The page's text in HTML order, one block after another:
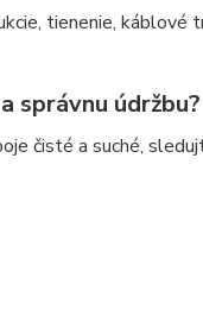
tienenie, káblové
správnu údržbu?
čisté a suché,